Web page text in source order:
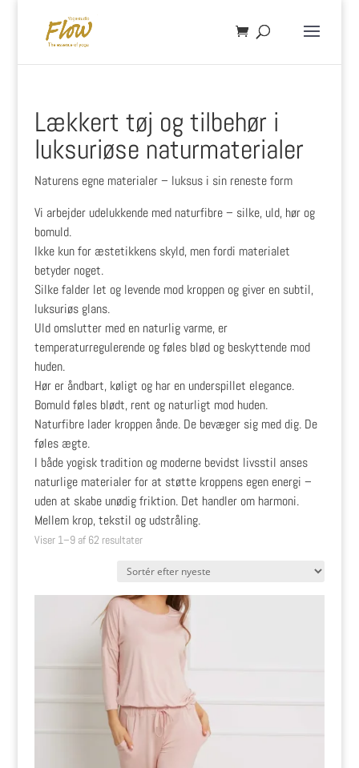
Lækkert tøj og tilbehør i
luksuriøse naturmaterialer
Naturens egne materialer – luksus i sin reneste form
Vi arbejder udelukkende med naturfibre – silke, uld, hør og
bomuld.
Ikke kun for æstetikkens skyld, men fordi materialet
betyder noget.
Silke falder let og levende mod kroppen og giver en subtil,
luksuriøs glans.
Uld omslutter med en naturlig varme, er
temperaturregulerende og føles blød og beskyttende mod
huden.
Hør er åndbart, køligt og har en underspillet elegance.
Bomuld føles blødt, rent og naturligt mod huden.
Naturfibre lader kroppen ånde. De bevæger sig med dig. De
føles ægte.
I både yogisk tradition og moderne bevidst livsstil anses
naturlige materialer for at støtte kroppens egen energi –
uden at skabe unødig friktion. Det handler om harmoni.
Mellem krop, tekstil og udstråling.
Viser 1–9 af 62 resultaterSorteret
seneste